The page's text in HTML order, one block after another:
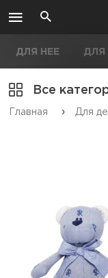
ДЛЯ НЕЕ ДЛЯ
Все
Главная › Для